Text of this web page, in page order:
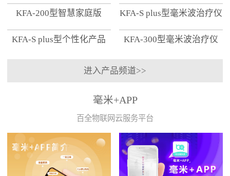
KFA-200型智慧家庭版 KFA-S plus型毫米波治疗仪
KFA-S plus型个性化产品
KFA-300型毫米波治疗仪
进入产品频道>>
毫米+APP
百全物联网云服务平台